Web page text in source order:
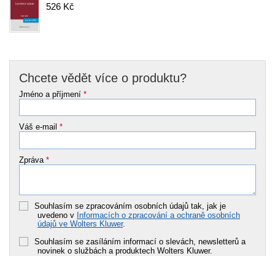
526 Kč
Chcete vědět více o produktu?
Jméno a příjmení *
Váš e-mail *
Zpráva *
Souhlasím se zpracováním osobních údajů tak, jak je
uvedeno v Informacích o zpracování a ochraně osobních
údajů ve Wolters Kluwer.
Souhlasím se zasíláním informací o slevách, newsletterů a
novinek o službách a produktech Wolters Kluwer.